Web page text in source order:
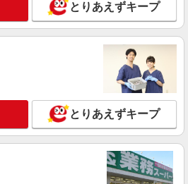
とりあえずキープ
とりあえずキープ